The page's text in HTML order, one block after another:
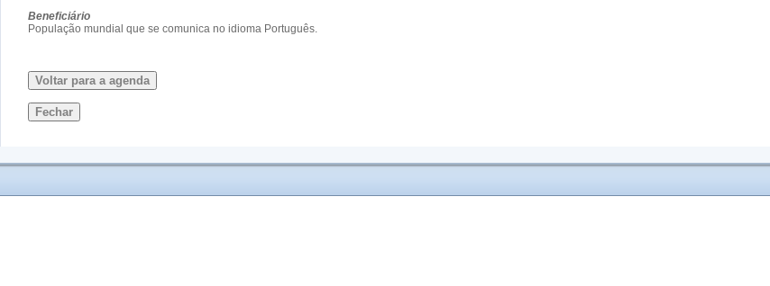
Beneficiário
População mundial que se comunica no idioma Português.
Voltar para a agenda
Fechar